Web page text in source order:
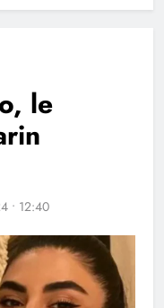
le
• 12:40